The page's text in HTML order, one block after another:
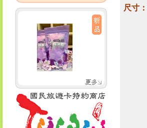
尺寸：